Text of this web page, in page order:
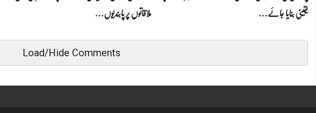
یقینی بنایا جائے… ملاقاتوں پر پابندیوں…
Load/Hide Comments